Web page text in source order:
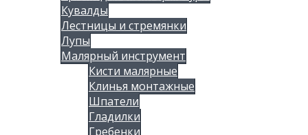
Кувалды
Лестницы и стремянки
Лупы
Малярный инструмент
Кисти малярные
Клинья монтажные
Шпатели
Гладилки
Гребенки